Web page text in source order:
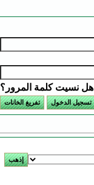
هل نسيت كلمة المرور؟